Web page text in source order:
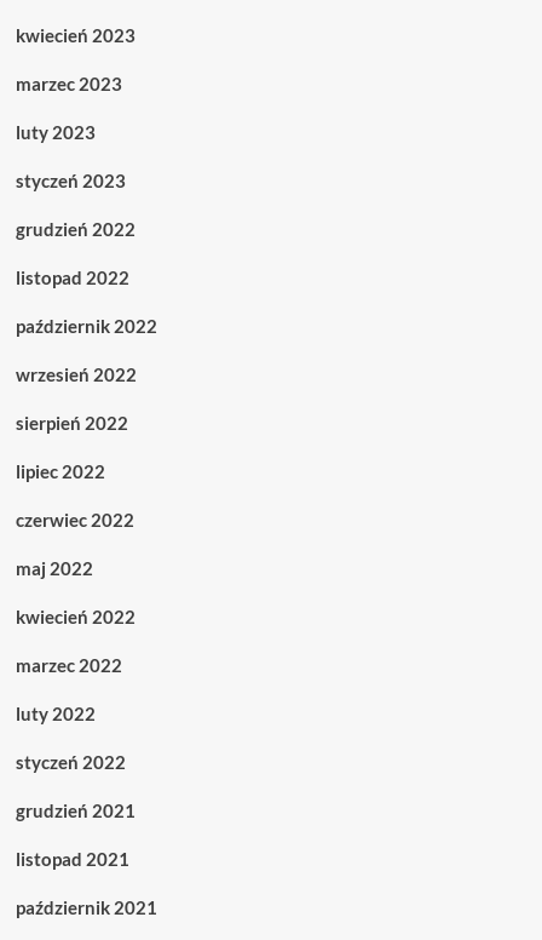
kwiecień 2023
marzec 2023
luty 2023
styczeń 2023
grudzień 2022
listopad 2022
październik 2022
wrzesień 2022
sierpień 2022
lipiec 2022
czerwiec 2022
maj 2022
kwiecień 2022
marzec 2022
luty 2022
styczeń 2022
grudzień 2021
listopad 2021
październik 2021